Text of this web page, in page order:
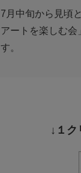
7月中旬から見頃
アートを楽しむ会
す。
↓１